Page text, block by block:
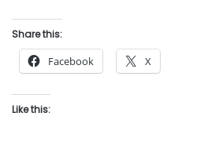
Share this:
Facebook X
Like this: